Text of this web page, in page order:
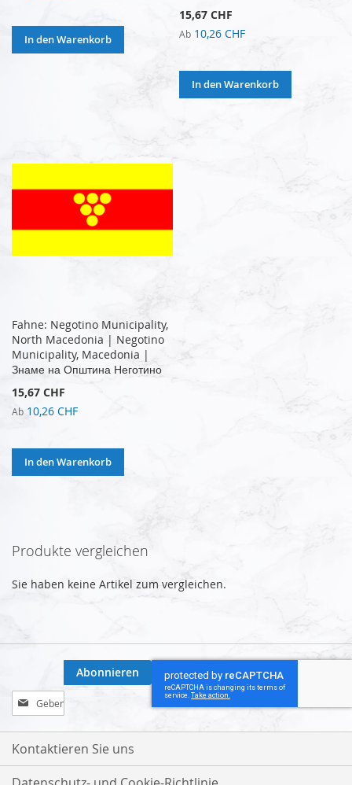
In den Warenkorb
15,67 CHF
Ab 10,26 CHF
In den Warenkorb
Fahne: Negotino Municipality,
North Macedonia | Negotino
Municipality, Macedonia |
Знаме на Општина Неготино
15,67 CHF
Ab 10,26 CHF
In den Warenkorb
Produkte vergleichen
Sie haben keine Artikel zum vergleichen.
Melden
Sie
sich
für
Newsletter
Abonnieren
Kontaktieren Sie uns